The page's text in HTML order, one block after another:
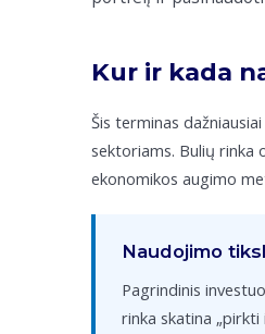
Kur ir kada
Šis terminas
sektoriams. Bulių rinka
ekonomikos augimo
Naudojimo
Pagrindinis
rinka skatina